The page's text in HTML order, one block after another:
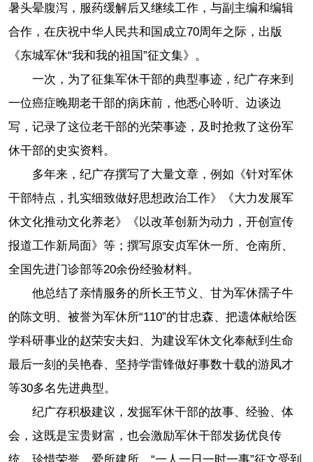
暑头晕腹泻，服药缓解后又继续工作，与副主编和编辑
合作，在庆祝中华人民共和国成立70周年之际，出版
《东城军休“我和我的祖国”征文集》。
一次，为了征集军休干部的典型事迹，纪广存来到
一位癌症晚期老干部的病床前，他悉心聆听、边谈边
写，记录了这位老干部的光荣事迹，及时抢救了这份军
休干部的史实资料。
多年来，纪广存撰写了大量文章，例如《针对军休
干部特点，扎实细致做好思想政治工作》《大力发展军
休文化推动文化养老》《以改革创新为动力，开创宣传
报道工作新局面》等；撰写原安贞军休一所、仓南所、
全国先进门诊部等20余份经验材料。
他总结了亲情服务的所长王节义、甘为军休孺子牛
的陈文明、被誉为军休所“110”的甘忠森、把遗体献给医
学科研事业的赵荣安夫妇、为建设军休文化奉献到生命
最后一刻的吴艳春、坚持学雷锋做好事数十载的游凤才
等30多名先进典型。
纪广存积极建议，发掘军休干部的故事、经验、体
会，这既是宝贵财富，也会激励军休干部发扬优良传